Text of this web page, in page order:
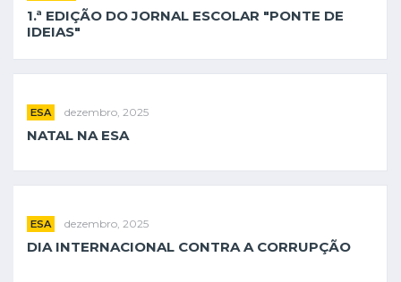
1.ª EDIÇÃO DO JORNAL ESCOLAR "PONTE DE
IDEIAS"
ESA dezembro, 2025
NATAL NA ESA
ESA dezembro, 2025
DIA INTERNACIONAL CONTRA A CORRUPÇÃO